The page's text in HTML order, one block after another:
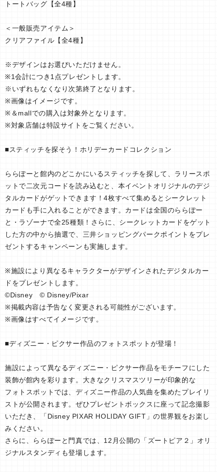
トートバッグ【全4種】
＜一般販売アイテム＞
クリアファイル【全4種】
※デザインはお選びいただけません。
※1会計につき1点プレゼントします。
※いずれもなくなり次第終了となります。
※画像はイメージです。
※＆mallでの購入は対象外となります。
※対象店舗は特設サイトをご覧ください。
■スティッチを探そう！ホリデーカードコレクション
ららぽーと館内のどこかにいるスティッチを探して、ラリースポ
ットで二次元コードを読み込むと、本イベントオリジナルのデジ
タルカードがゲットできます！4枚すべて集めるとシークレット
カードも手に入れることができます。カードは全国のららぽー
と・ラゾーナで全25種類！さらに、シークレットカードをゲット
した方の中から抽選で、三井ショッピングパークポイントをプレ
ゼントするキャンペーンも実施します。
※施設により異なるキャラクターがデザインされたデジタルカー
ドをプレゼントします。
©Disney © Disney/Pixar
※掲載内容は予告なく変更される可能性がございます。
※画像はすべてイメージです。
■ディズニー・ピクサー作品のフォトスポットが登場！
施設によって異なるディズニー・ピクサー作品をモチーフにした
装飾が館内を彩ります。大きなクリスマスツリーが印象的な
フォトスポットでは、ディズニー作品の人気曲を集めたプレイリ
ストが公開されます。ぜひプレゼントボックスに座って記念撮影
いただき、「Disney PIXAR HOLIDAY GIFT」の世界観をお楽し
みください。
さらに、ららぽーと門真では、12月公開の「ズートピア２」オリ
ジナルスタンディも登場します。